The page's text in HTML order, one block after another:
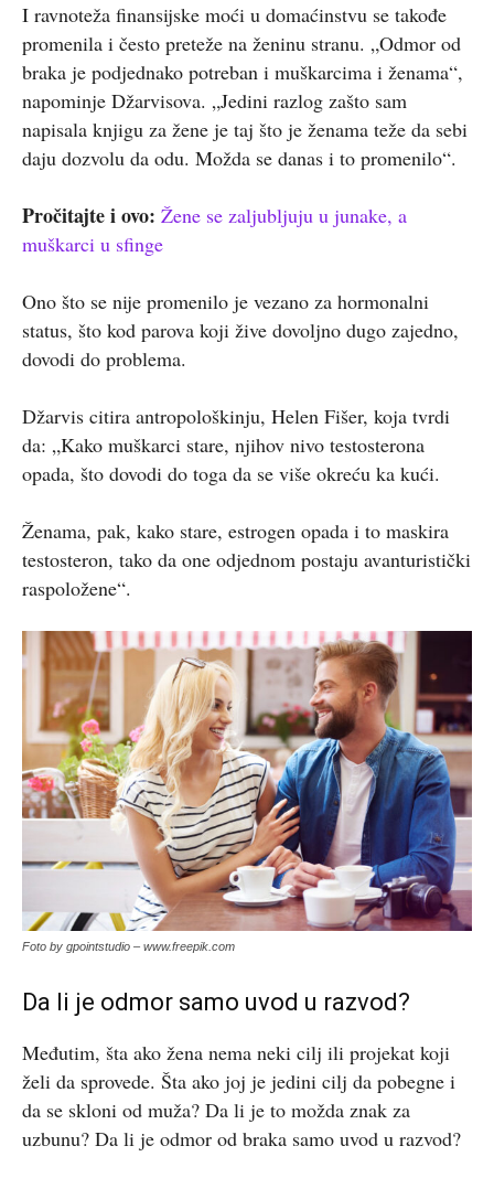
I ravnoteža finansijske moći u domaćinstvu se takođe
promenila i često preteže na ženinu stranu. „Odmor od
braka je podjednako potreban i muškarcima i ženama“,
napominje Džarvisova. „Jedini razlog zašto sam
napisala knjigu za žene je taj što je ženama teže da sebi
daju dozvolu da odu. Možda se danas i to promenilo“.
Pročitajte i ovo: Žene se zaljubljuju u junake, a
muškarci u sfinge
Ono što se nije promenilo je vezano za hormonalni
status, što kod parova koji žive dovoljno dugo zajedno,
dovodi do problema.
Džarvis citira antropološkinju, Helen Fišer, koja tvrdi
da: „Kako muškarci stare, njihov nivo testosterona
opada, što dovodi do toga da se više okreću ka kući.
Ženama, pak, kako stare, estrogen opada i to maskira
testosteron, tako da one odjednom postaju avanturistički
raspoložene“.
Foto by gpointstudio – www.freepik.com
Da li je odmor samo uvod u razvod?
Međutim, šta ako žena nema neki cilj ili projekat koji
želi da sprovede. Šta ako joj je jedini cilj da pobegne i
da se skloni od muža? Da li je to možda znak za
uzbunu? Da li je odmor od braka samo uvod u razvod?